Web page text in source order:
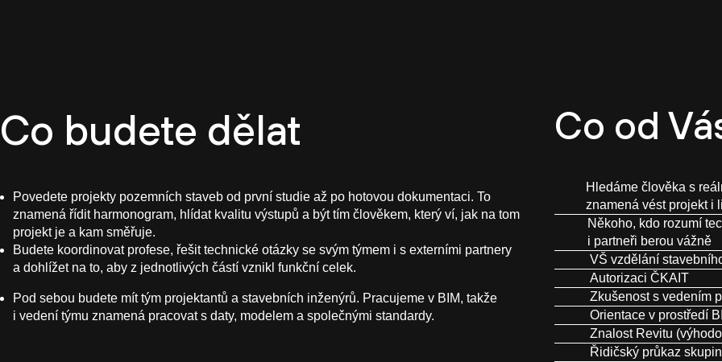
Co budete dělat
Povedete projekty pozemních staveb od první studie až po hotovou dokumentaci. To
znamená řídit harmonogram, hlídat kvalitu výstupů a být tím člověkem, který ví, jak na tom
projekt je a kam směřuje.
Budete koordinovat profese, řešit technické otázky se svým týmem i s externími partnery
a dohlížet na to, aby z jednotlivých částí vznikl funkční celek.
Pod sebou budete mít tým projektantů a stavebních inženýrů. Pracujeme v BIM, takže
i vedení týmu znamená pracovat s daty, modelem a společnými standardy.
Co od
Hledáme člověka s
znamená vést projekt i
Někoho, kdo rozumí
i partneři berou vážně
VŠ vzdělání
Autorizaci ČKAIT
Zkušenost s vedením
Orientace v prostředí
Znalost Revitu
Řidičský průkaz